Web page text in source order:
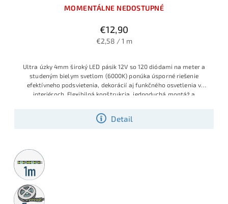
MOMENTÁLNE NEDOSTUPNÉ
€12,90
€2,58 / 1 m
Detail
Ultra úzky 4mm široký LED pásik 12V so 120 diódami na meter a
studeným bielym svetlom (6000K) ponúka úsporné riešenie
efektívneho podsvietenia, dekorácií aj funkčného osvetlenia v
interiéroch. Flexibilná konštrukcia, jednoduchá montáž a
Metrážny
predaj
5m
rolka